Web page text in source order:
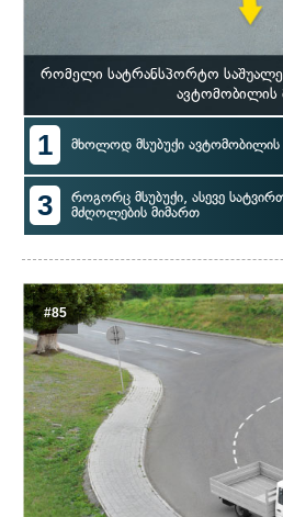
რომელი სატრანსპორტო
ავტომობილის
1 მხოლოდ მსუბუქი
3
როგორც მსუბუქი, ასევე
მძღოლების მიმართ
#85